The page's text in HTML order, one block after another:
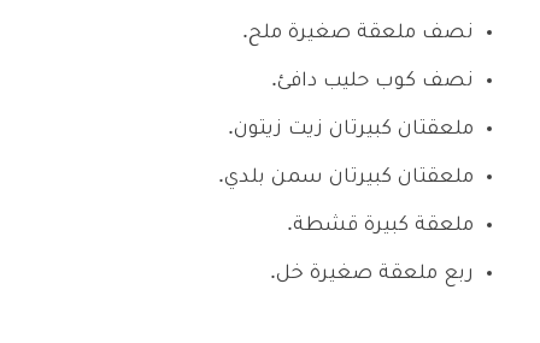
نصف ملعقة صغيرة ملح.
نصف كوب حليب دافئ.
ملعقتان كبيرتان زيت زيتون.
ملعقتان كبيرتان سمن بلدي.
ملعقة كبيرة قشطة.
ربع ملعقة صغيرة خل.